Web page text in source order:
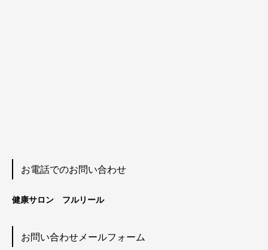
お電話でのお問い合わせ
健康サロン フルリール
お問い合わせメールフォーム